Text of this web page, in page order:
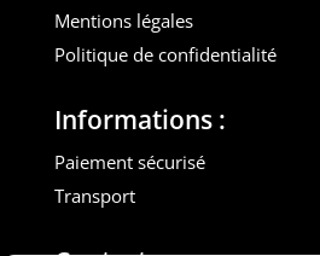
Mentions légales
Politique de confidentialité
Informations :
Paiement sécurisé
Transport